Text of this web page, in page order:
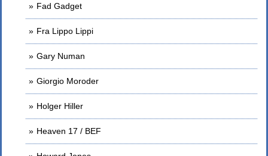
Fad Gadget
Fra Lippo Lippi
Gary Numan
Giorgio Moroder
Holger Hiller
Heaven 17 / BEF